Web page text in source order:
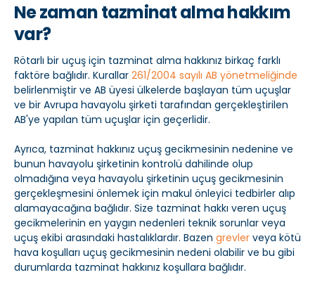
Ne zaman tazminat alma hakkım
var?
Rötarlı bir uçuş için tazminat alma hakkınız birkaç farklı
faktöre bağlıdır. Kurallar 261/2004 sayılı AB yönetmeliğinde
belirlenmiştir ve AB üyesi ülkelerde başlayan tüm uçuşlar
ve bir Avrupa havayolu şirketi tarafından gerçekleştirilen
AB'ye yapılan tüm uçuşlar için geçerlidir.
Ayrıca, tazminat hakkınız uçuş gecikmesinin nedenine ve
bunun havayolu şirketinin kontrolü dahilinde olup
olmadığına veya havayolu şirketinin uçuş gecikmesinin
gerçekleşmesini önlemek için makul önleyici tedbirler alıp
alamayacağına bağlıdır. Size tazminat hakkı veren uçuş
gecikmelerinin en yaygın nedenleri teknik sorunlar veya
uçuş ekibi arasındaki hastalıklardır. Bazen grevler veya kötü
hava koşulları uçuş gecikmesinin nedeni olabilir ve bu gibi
durumlarda tazminat hakkınız koşullara bağlıdır.